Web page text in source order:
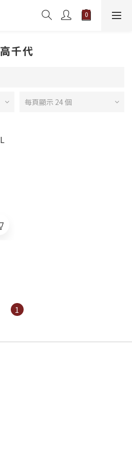
高千代
每頁顯示 24 個
1